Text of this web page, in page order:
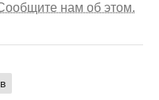
нам об этом.